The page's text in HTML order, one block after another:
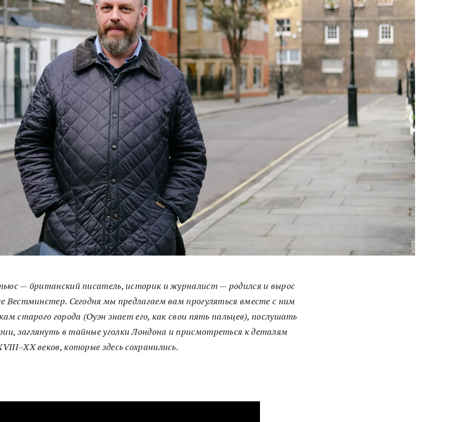
— британский писатель, историк и журналист — родился и вырос
Вестминстер. Сегодня мы предлагаем вам прогуляться вместе с ним
старого города (Оуэн знает его, как свои пять пальцев), послушать
заглянуть в тайные уголки Лондона и присмотреться к деталям
веков, которые здесь сохранились.